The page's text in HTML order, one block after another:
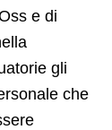
e di
gli
che